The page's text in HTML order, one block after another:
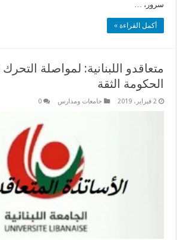
سرور، …
أكمل القراءة »
متعاقدو اللبنانية: لمواصلة
الحكومة الثقة
2 فبراير، 2019 جامعات ومدارس 0